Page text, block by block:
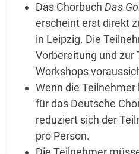
Das Chorbuch Das
erscheint erst direkt
in Leipzig. Die
Vorbereitung und zur
Workshops
Wenn die
für das Deutsche
reduziert sich der
pro Person.